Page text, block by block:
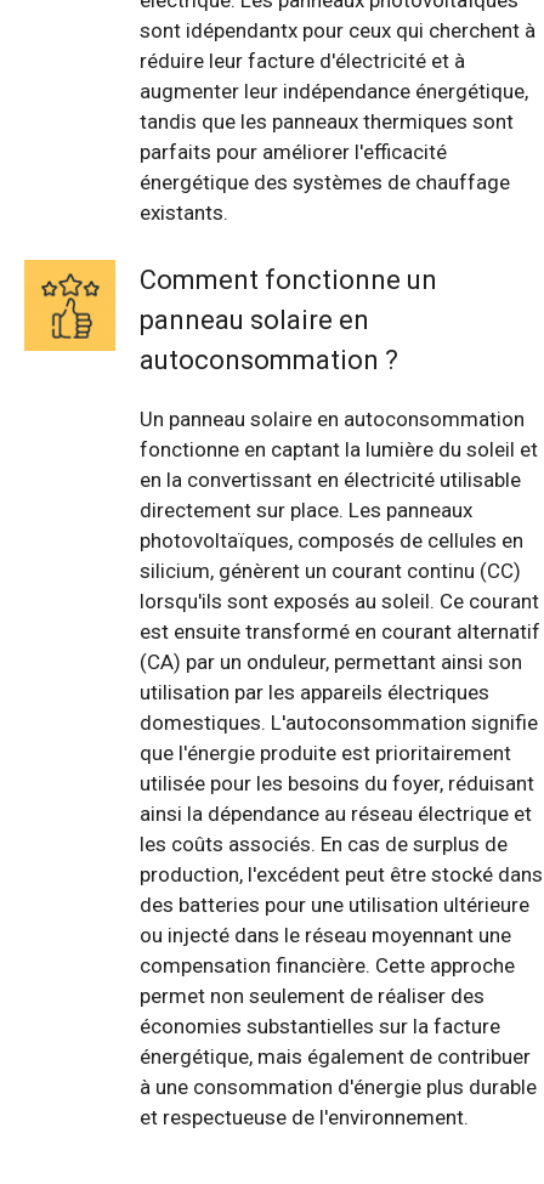
sont idépendantx pour ceux qui cherchent à
réduire leur facture d'électricité et à
augmenter leur indépendance énergétique,
tandis que les panneaux thermiques sont
parfaits pour améliorer l'efficacité
énergétique des systèmes de chauffage
existants.
Comment fonctionne un
panneau solaire en
autoconsommation ?
Un panneau solaire en autoconsommation
fonctionne en captant la lumière du soleil et
en la convertissant en électricité utilisable
directement sur place. Les panneaux
photovoltaïques, composés de cellules en
silicium, génèrent un courant continu (CC)
lorsqu'ils sont exposés au soleil. Ce courant
est ensuite transformé en courant alternatif
(CA) par un onduleur, permettant ainsi son
utilisation par les appareils électriques
domestiques. L'autoconsommation signifie
que l'énergie produite est prioritairement
utilisée pour les besoins du foyer, réduisant
ainsi la dépendance au réseau électrique et
les coûts associés. En cas de surplus de
production, l'excédent peut être stocké dans
des batteries pour une utilisation ultérieure
ou injecté dans le réseau moyennant une
compensation financière. Cette approche
permet non seulement de réaliser des
économies substantielles sur la facture
énergétique, mais également de contribuer
à une consommation d'énergie plus durable
et respectueuse de l'environnement.